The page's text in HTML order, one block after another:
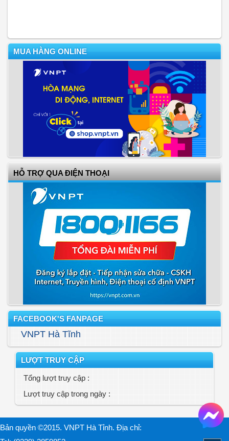
MUA HÀNG ONLINE
HỖ TRỢ QUA ĐIỆN THOẠI
FACEBOOK'S FANPAGE
VNPT Hà Tĩnh
LƯỢT TRUY CẬP
Tổng lượt truy cập :
Lượt truy cập trong ngày :
Bản quyền ©2015. VNPT Hà Tỉnh. Địa chỉ: